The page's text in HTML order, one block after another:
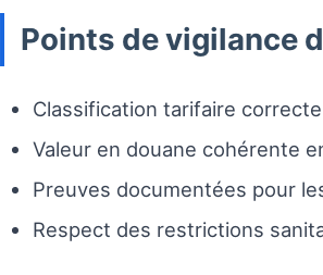
Points de vigilance
Classification tarifaire
Valeur en douane cohérente
Preuves documentées pour
Respect des restrictions